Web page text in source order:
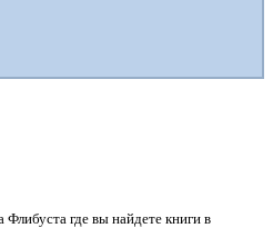
где вы найдете книги в